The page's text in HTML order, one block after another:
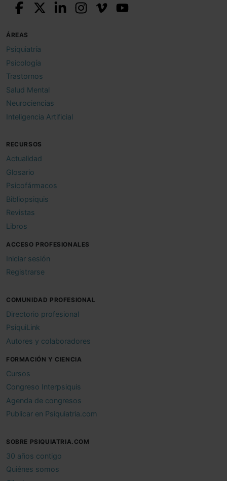
ÁREAS
Psiquiatría
Psicología
Trastornos
Salud Mental
Neurociencias
Inteligencia Artificial
RECURSOS
Actualidad
Glosario
Psicofármacos
Bibliopsiquis
Revistas
Libros
ACCESO PROFESIONALES
Iniciar sesión
Registrarse
COMUNIDAD PROFESIONAL
Directorio profesional
PsiquiLink
Autores y colaboradores
FORMACIÓN Y CIENCIA
Cursos
Congreso Interpsiquis
Agenda de congresos
Publicar en Psiquiatria.com
SOBRE PSIQUIATRIA.COM
30 años contigo
Quiénes somos